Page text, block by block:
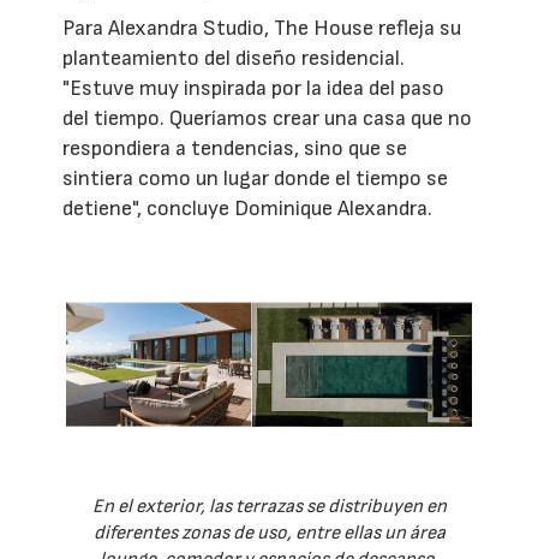
Para Alexandra Studio, The House refleja su
planteamiento del diseño residencial.
"Estuve muy inspirada por la idea del paso
del tiempo. Queríamos crear una casa que no
respondiera a tendencias, sino que se
sintiera como un lugar donde el tiempo se
detiene", concluye Dominique Alexandra.
En el exterior, las terrazas se distribuyen en
diferentes zonas de uso, entre ellas un área